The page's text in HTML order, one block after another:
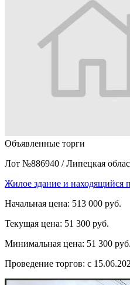
Объявленные торги
Лот №886940 / Липецкая
Жилое здание и находящийся
Начальная цена: 513 000 руб.
Текущая цена: 51 300 руб.
Минимальная цена: 51 300 руб.
Проведение торгов: с